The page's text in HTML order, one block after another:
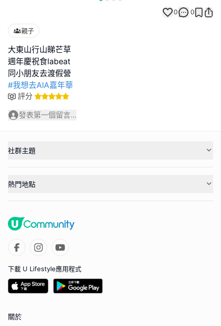
0 0
親子
大東山行山睇芒草
週年慶祝食labeat
#我想去AIA嘉年華
評分
發表第一個留言...
社群主題
熱門地點
下載 U Lifestyle應用程式
關於